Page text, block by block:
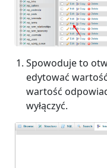
Spowoduje to
edytować
wartość
wyłączyć.